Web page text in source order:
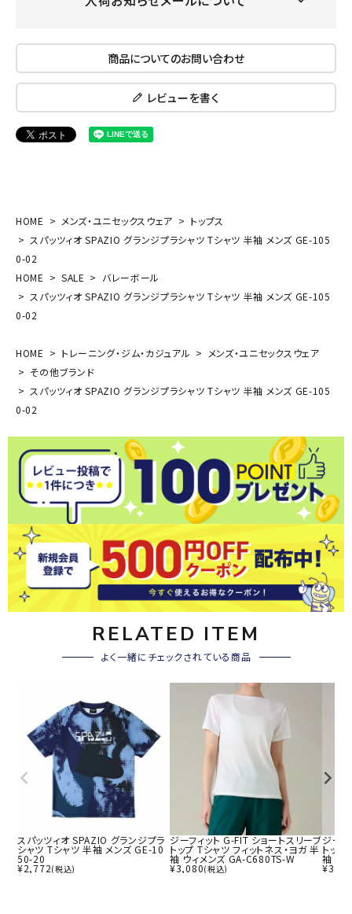
商品についてのお問い合わせ
レビューを書く
HOME メンズ・ユニセックスウェア
トップス
スパッツィオ SPAZIO グランジプラシャツ Tシャツ 半袖 メンズ GE-105
0-02
HOME
SALE
バレーボール
スパッツィオ SPAZIO グランジプラシャツ Tシャツ 半袖 メンズ GE-105
0-02
HOME トレーニング・ジム・カジュアル
メンズ・ユニセックスウェア
その他ブランド
スパッツィオ SPAZIO グランジプラシャツ Tシャツ 半袖 メンズ GE-105
0-02
RELATED ITEM
よく一緒にチェックされている商品
スパッツィオ SPAZIO グランジプラ
シャツ Tシャツ 半袖 メンズ GE-10
50-20
¥2,772(税込)
ジーフィット G-FIT ショートスリーブ
トップ Tシャツ フィットネス・ヨガ 半
袖 ウィメンズ GA-C680TS-W
¥3,080(税込)
ジーフ
トップ
袖 ウ
¥